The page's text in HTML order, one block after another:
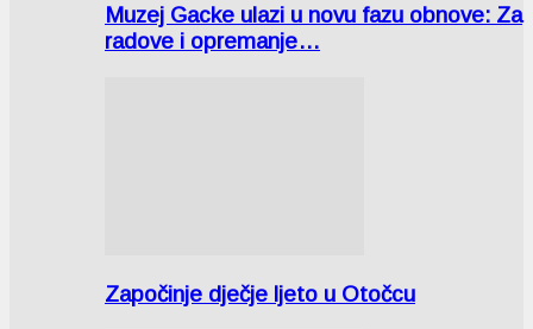
Muzej Gacke ulazi u novu fazu obnove: Za
radove i opremanje…
Započinje dječje ljeto u Otočcu